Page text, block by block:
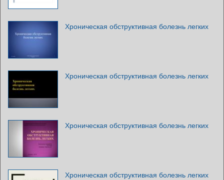
Хроническая обструктивная болезнь легких
Хроническая обструктивная болезнь легких
Хроническая обструктивная болезнь легких
Хроническая обструктивная болезнь легких